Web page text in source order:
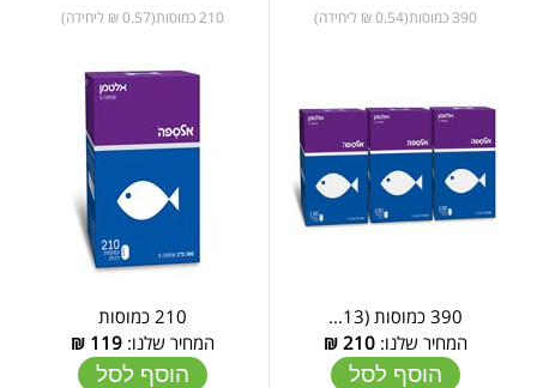
390 כמוסות(0.54 ₪ ליחידה)
390 כמוסות (13...
המחיר שלנו: 210
₪
הוסף לסל
210 כמוסות(0.57 ₪ ליחידה)
210 כמוסות
המחיר שלנו:119
₪
הוסף לסל